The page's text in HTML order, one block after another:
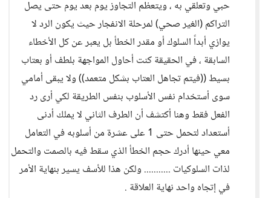
حبي وتعلقي به ، ويتعظم التجاوز يوم بعد يوم حتى يصل
التراكم (الغير صحي) لمرحلة الانفجار حيث يكون الرد لا
يوازي أبداً السلوك أو مقدر الخطأ بل يعبر عن كل الأخطاء
السابقة ، في الحقيقة كنت أحاول المواجهة بلطف أو بعتاب
بسيط ((فيتم تجاهل العتاب بشكل متعمد)) ولا يبقى أمامي
سوى أستخدام نفس الأسلوب بنفس الطريقة لكي أرى رد
الفعل فقط وهنا أكتشف أن الطرف الثاني لا يملك أدنى
أستعداد لتحمل حتى 1 على عشرة من أسلوبه في التعامل
معي حينها أدرك حجم الخطأ الذي سقط فيه بالصمت والتحمل
لذات السلوكيات ........... ولكن هذا للأسف يسير بنهاية الأمر
في إتجاه واحد نهاية العلاقة .